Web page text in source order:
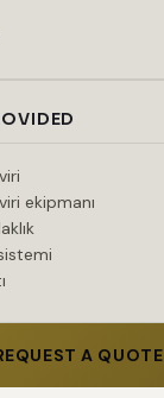
ekipmanı
A QUOTE